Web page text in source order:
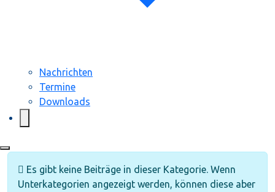
Nachrichten
Termine
Downloads
Information
Es gibt keine Beiträge in dieser Kategorie. Wenn
Unterkategorien angezeigt werden, können diese aber